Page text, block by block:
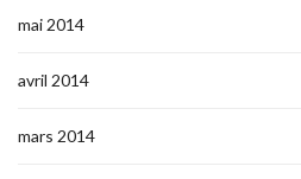
mai 2014
avril 2014
mars 2014